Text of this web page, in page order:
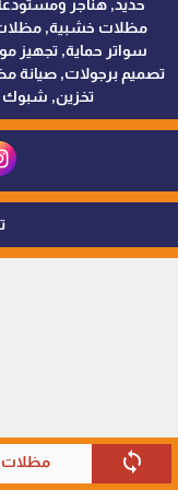
sync مظلات
حديد, هناجر
مظلات خشبية,
سواتر حماية, تجهيز
تصميم برجولات, صيانة
تخزين, شبوك